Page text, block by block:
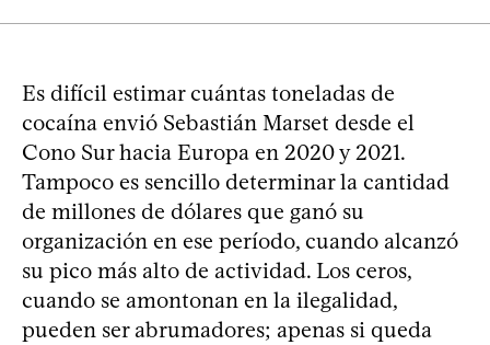
Es difícil estimar cuántas toneladas de
cocaína envió Sebastián Marset desde el
Cono Sur hacia Europa en 2020 y 2021.
Tampoco es sencillo determinar la cantidad
de millones de dólares que ganó su
organización en ese período, cuando alcanzó
su pico más alto de actividad. Los ceros,
cuando se amontonan en la ilegalidad,
pueden ser abrumadores; apenas si queda